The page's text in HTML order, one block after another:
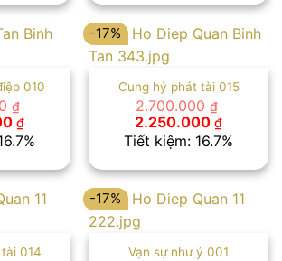
2.000.000 ₫.
010
₫
₫Giá
hiện
tại
2.250.000 ₫.
-17%
Cung hỷ phát tài 015
2.700.000₫
Giá
gốc
là:
2.250.000 ₫Giá
hiện
tại
Tiết kiệm: 16.7%
014
-17%
Vạn sự như ý 001